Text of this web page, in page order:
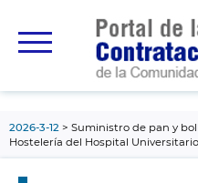
principal
2026-3-12
Suministro de pan y
Hostelería del Hospital